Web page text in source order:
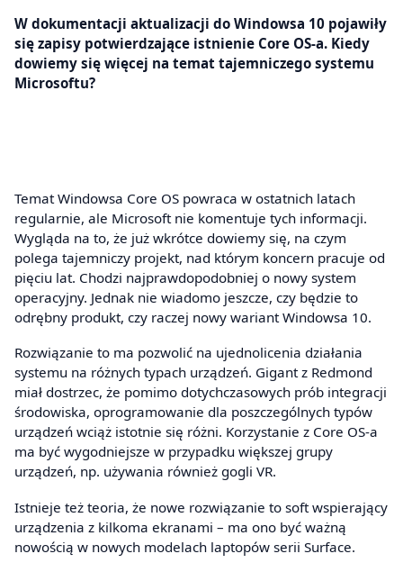
W dokumentacji aktualizacji do Windowsa 10 pojawiły
się zapisy potwierdzające istnienie Core OS-a. Kiedy
dowiemy się więcej na temat tajemniczego systemu
Microsoftu?
Temat Windowsa Core OS powraca w ostatnich latach
regularnie, ale Microsoft nie komentuje tych informacji.
Wygląda na to, że już wkrótce dowiemy się, na czym
polega tajemniczy projekt, nad którym koncern pracuje od
pięciu lat. Chodzi najprawdopodobniej o nowy system
operacyjny. Jednak nie wiadomo jeszcze, czy będzie to
odrębny produkt, czy raczej nowy wariant Windowsa 10.
Rozwiązanie to ma pozwolić na ujednolicenia działania
systemu na różnych typach urządzeń. Gigant z Redmond
miał dostrzec, że pomimo dotychczasowych prób integracji
środowiska, oprogramowanie dla poszczególnych typów
urządzeń wciąż istotnie się różni. Korzystanie z Core OS-a
ma być wygodniejsze w przypadku większej grupy
urządzeń, np. używania również gogli VR.
Istnieje też teoria, że nowe rozwiązanie to soft wspierający
urządzenia z kilkoma ekranami – ma ono być ważną
nowością w nowych modelach laptopów serii Surface.